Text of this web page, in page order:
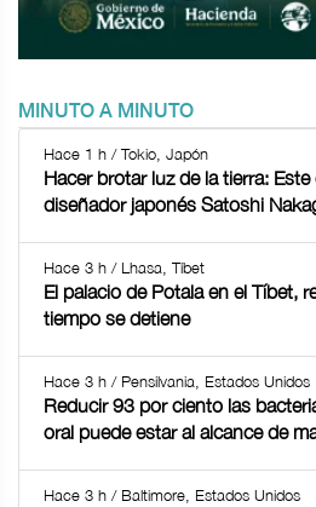
MINUTO A MINUTO
Hace 1 h / Tokio, Japón
Hacer brotar luz de la tierra:
diseñador japonés Satoshi
Hace 3 h / Lhasa, Tíbet
El palacio de Potala en el Tíbet,
tiempo se detiene
Hace 3 h / Pensilvania, Estados Unidos
Reducir 93 por ciento las
oral puede estar al alcance de
Hace 3 h / Baltimore, Estados Unidos